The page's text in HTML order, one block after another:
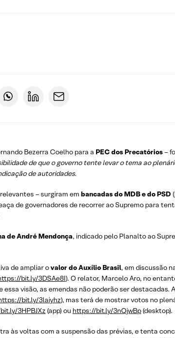
Bezerra Coelho para a PEC dos Precatórios –
de que o governo tente levar o tema ao
de autoridades.
– surgiram em bancadas do MDB e do PSD (
de governadores de recorrer ao Supremo para
de André Mendonça, indicado pelo Planalto ao
de ampliar ovalor do Auxílio Brasil, em discussão
bit.ly/3DSAe8I). O relator, Marcelo Aro, no
visão, as emendas não poderão ser destacadas.
bit.ly/3laiyhz), mas terá de mostrar votos no
3HPBJXz (app) ou https://bit.ly/3nQjwBp(desktop).
às voltas com a suspensão das prévias, e tenta